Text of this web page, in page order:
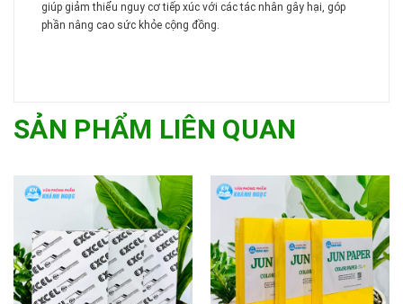
giúp giảm thiểu nguy cơ tiếp xúc với các tác nhân gây hại, góp
phần nâng cao sức khỏe cộng đồng.
SẢN PHẨM LIÊN QUAN